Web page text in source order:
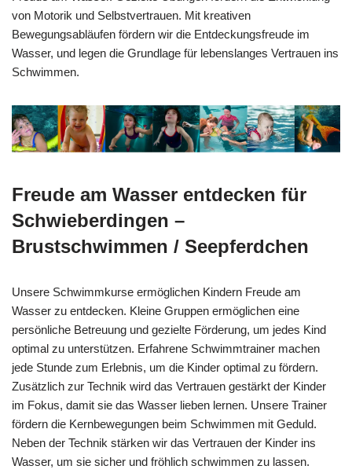
von Motorik und Selbstvertrauen. Mit kreativen
Bewegungsabläufen fördern wir die Entdeckungsfreude im
Wasser, und legen die Grundlage für lebenslanges Vertrauen ins
Schwimmen.
Freude am Wasser entdecken für
Schwieberdingen –
Brustschwimmen / Seepferdchen
Unsere Schwimmkurse ermöglichen Kindern Freude am
Wasser zu entdecken. Kleine Gruppen ermöglichen eine
persönliche Betreuung und gezielte Förderung, um jedes Kind
optimal zu unterstützen. Erfahrene Schwimmtrainer machen
jede Stunde zum Erlebnis, um die Kinder optimal zu fördern.
Zusätzlich zur Technik wird das Vertrauen gestärkt der Kinder
im Fokus, damit sie das Wasser lieben lernen. Unsere Trainer
fördern die Kernbewegungen beim Schwimmen mit Geduld.
Neben der Technik stärken wir das Vertrauen der Kinder ins
Wasser, um sie sicher und fröhlich schwimmen zu lassen.